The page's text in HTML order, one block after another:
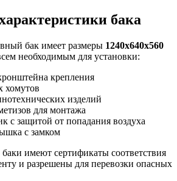
бака
бак имеет размеры 1240х640х560
необходимым для установки:
крепления
хомутов
изделий
для монтажа
с защитой от попадания воздуха
с замком
имеют сертификаты соответствия
и разрешены для перевозки опасных